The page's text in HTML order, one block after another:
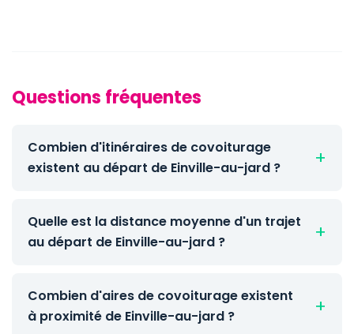
Questions fréquentes
Combien d'itinéraires de covoiturage
existent au départ de Einville-au-jard ?
Quelle est la distance moyenne d'un trajet
au départ de Einville-au-jard ?
Combien d'aires de covoiturage existent
à proximité de Einville-au-jard ?